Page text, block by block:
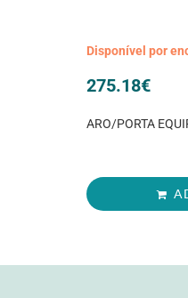
Disponível por
275.18€
ARO/PORTA